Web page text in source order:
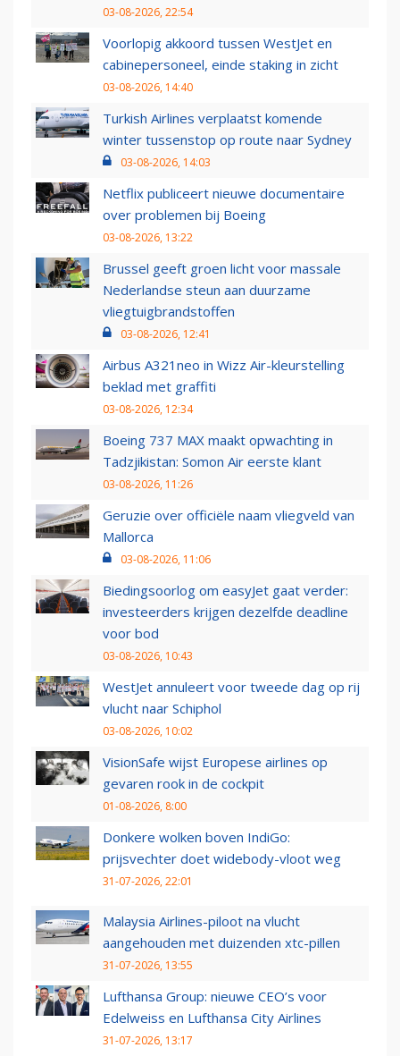
03-08-2026, 22:54
Voorlopig akkoord tussen WestJet en
cabinepersoneel, einde staking in zicht
03-08-2026, 14:40
Turkish Airlines verplaatst komende
winter tussenstop op route naar Sydney
03-08-2026, 14:03
Netflix publiceert nieuwe documentaire
over problemen bij Boeing
03-08-2026, 13:22
Brussel geeft groen licht voor massale
Nederlandse steun aan duurzame
vliegtuigbrandstoffen
03-08-2026, 12:41
Airbus A321neo in Wizz Air-kleurstelling
beklad met graffiti
03-08-2026, 12:34
Boeing 737 MAX maakt opwachting in
Tadzjikistan: Somon Air eerste klant
03-08-2026, 11:26
Geruzie over officiële naam vliegveld van
Mallorca
03-08-2026, 11:06
Biedingsoorlog om easyJet gaat verder:
investeerders krijgen dezelfde deadline
voor bod
03-08-2026, 10:43
WestJet annuleert voor tweede dag op rij
vlucht naar Schiphol
03-08-2026, 10:02
VisionSafe wijst Europese airlines op
gevaren rook in de cockpit
01-08-2026, 8:00
Donkere wolken boven IndiGo:
prijsvechter doet widebody-vloot weg
31-07-2026, 22:01
Malaysia Airlines-piloot na vlucht
aangehouden met duizenden xtc-pillen
31-07-2026, 13:55
Lufthansa Group: nieuwe CEO’s voor
Edelweiss en Lufthansa City Airlines
31-07-2026, 13:17